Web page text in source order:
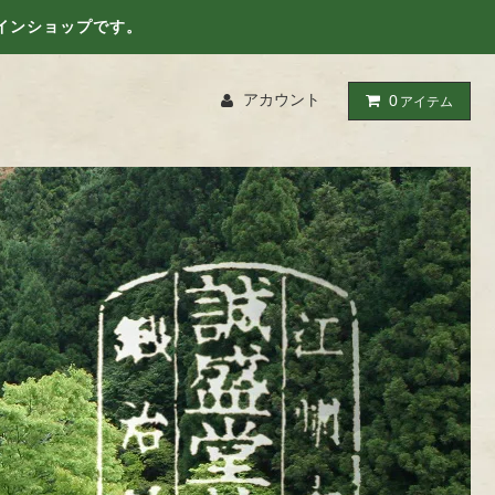
ショップです。
アカウント 0 アイテム